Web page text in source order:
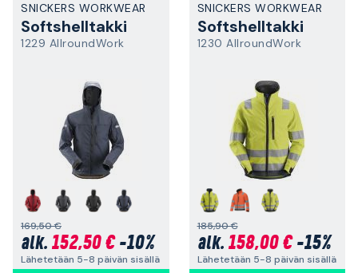
SNICKERS WORKWEAR
Softshelltakki
1229 AllroundWork
169,50 €
alk. 152,50 €-10%
Lähetetään 5-8 päivän sisällä
SNICKERS WORKWEAR
Softshelltakki
1230 AllroundWork
185,90 €
alk. 158,00 €-15%
Lähetetään 5-8 päivän sisällä